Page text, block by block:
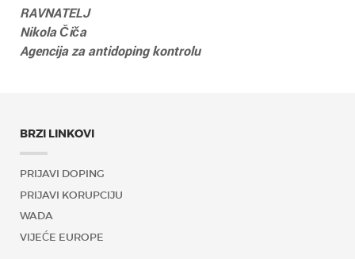
RAVNATELJ
Nikola Čiča
Agencija za antidoping kontrolu
BRZI LINKOVI
PRIJAVI DOPING
PRIJAVI KORUPCIJU
WADA
VIJEĆE EUROPE